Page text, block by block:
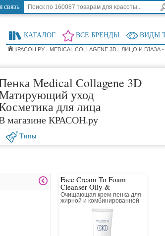
связь
КАТАЛОГ ВСЕ БРЕНДЫ ВИДЫ
КРАСОН.РУ MEDICAL COLLAGENE 3D ЛИЦО И ГЛАЗА
Medical Collagene 3D
уход
для лица
магазине КРАСОН.ру
Типы
Face Cream To Foam
Cleanser Oily &
Combination Skin
Очищающая крем-пенка для
жирной и комбинированной